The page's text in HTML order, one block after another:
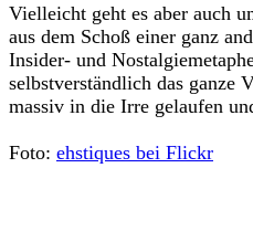
Vielleicht geht es aber auch
aus dem Schoß einer ganz
Insider- und
selbstverständlich das ganze
massiv in die Irre gelaufen
Foto: ehstiques bei Flickr